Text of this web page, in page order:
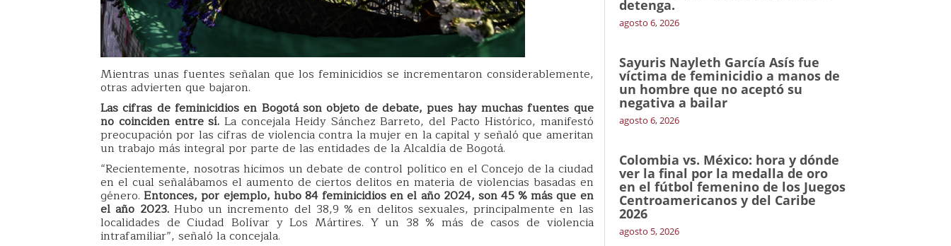
Mientras unas fuentes señalan que los feminicidios se incrementaron considerablemente,
otras advierten que bajaron.
Las cifras de feminicidios en Bogotá son objeto de debate, pues hay muchas fuentes que
no coinciden entre sí. La concejala Heidy Sánchez Barreto, del Pacto Histórico, manifestó
preocupación por las cifras de violencia contra la mujer en la capital y señaló que ameritan
un trabajo más integral por parte de las entidades de la Alcaldía de Bogotá.
“Recientemente, nosotras hicimos un debate de control político en el Concejo de la ciudad
en el cual señalábamos el aumento de ciertos delitos en materia de violencias basadas en
género.Entonces, por ejemplo, hubo 84 feminicidios en el año 2024, son 45 % más que en
el año 2023. Hubo un incremento del 38,9 % en delitos sexuales, principalmente en las
localidades de Ciudad Bolívar y Los Mártires. Y un 38 % más de casos de violencia
intrafamiliar”, señaló la concejala.
detenga.
agosto 6, 2026
Sayuris Nayleth García Asís fue
víctima de feminicidio a manos de
un hombre que no aceptó su
negativa a bailar
agosto 6, 2026
Colombia vs. México: hora y dónde
ver la final por la medalla de oro
en el fútbol femenino de los Juegos
Centroamericanos y del Caribe
2026
agosto 5, 2026